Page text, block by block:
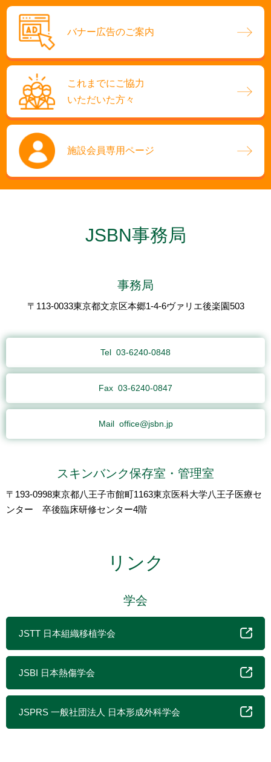
バナー広告のご案内
これまでにご協力
いただいた方々
施設会員専用ページ
JSBN事務局
事務局
〒113-0033東京都文京区本郷1-4-6ヴァリエ後楽園503
Tel 03-6240-0848
Fax 03-6240-0847
Mail office@jsbn.jp
スキンバンク保存室・管理室
〒193-0998東京都八王子市館町1163東京医科大学八王子医療セ
ンター 卒後臨床研修センター4階
リンク
学会
JSTT 日本組織移植学会
JSBI 日本熱傷学会
JSPRS 一般社団法人 日本形成外科学会